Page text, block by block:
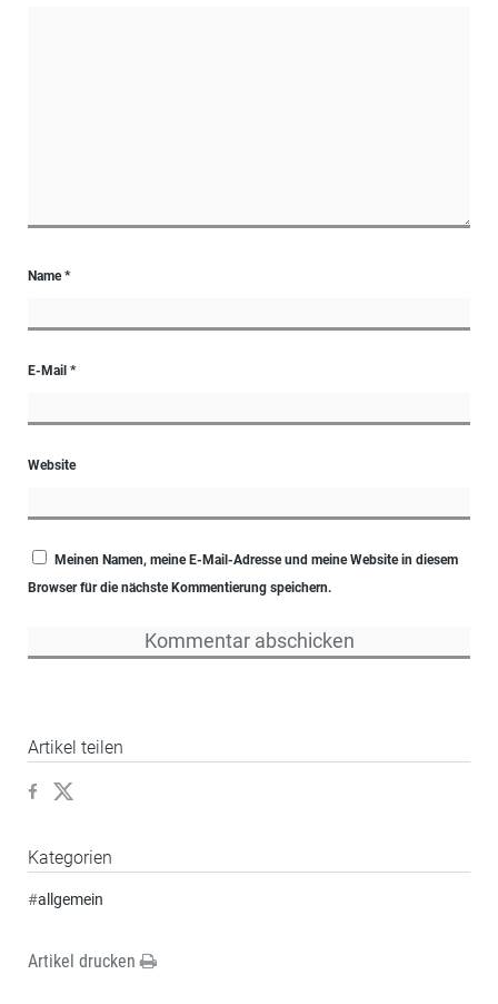
Name*
E-Mail *
Website
Meinen Namen, meine E-Mail-Adresse und meine Website in diesem
Browser für die nächste Kommentierung speichern.
Artikel teilen
Kategorien
#allgemein
Artikel drucken